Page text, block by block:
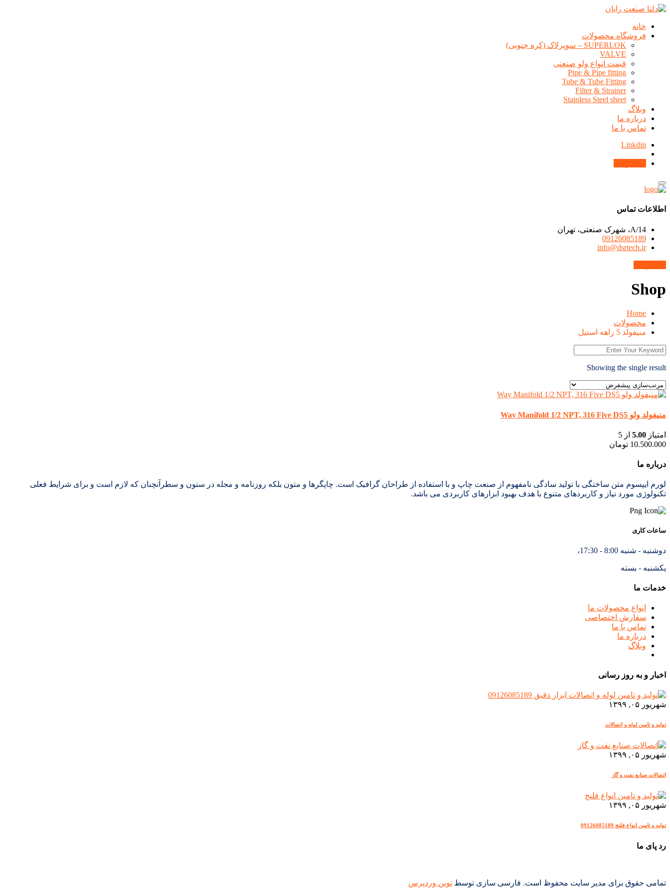
خانه
فروشگاه محصولات
SUPERLOK – سوپرلاک (کره جنوبی)
VALVE
قیمت انواع ولو صنعتی
Pipe & Pipe fitting
Tube & Tube Fitting
Filter & Strainer
Stainless Steel sheet
وبلاگ
درباره ما
تماس با ما
Linkdin
اطلاعات تماس
14/A، شهرک صنعتی، تهران
09126085189
info@dsrtech.ir
Shop
Home
محصولات
منیفولد 5 راهه استیل
Showing the single result
منیفولد ولو Way Manifold 1/2 NPT, 316 Five DS5
امتیاز 5.00 از 5
10.500.000 تومان
درباره ما
لورم ایپسوم متن ساختگی با تولید سادگی نامفهوم از صنعت چاپ و با استفاده از طراحان گرافیک است. چاپگرها و متون بلکه روزنامه و مجله در ستون و سطرآنچنان که لازم است و برای شرایط فعلی
تکنولوژی مورد نیاز و کاربردهای متنوع با هدف بهبود ابزارهای کاربردی می باشد.
ساعات کاری
دوشنبه - شنبه 8:00 - 17:30،
یکشنبه - بسته
خدمات ما
انواع محصولات ما
سفارش اختصاصی
تماس با ما
درباره ما
وبلاگ
اخبار و به روز رسانی
شهریور ۰۵, ۱۳۹۹
تولید و تامین لوله و اتصالات
شهریور ۰۵, ۱۳۹۹
اتصالات صنایع نفت و گاز
شهریور ۰۵, ۱۳۹۹
تولید و تامین انواع فلنج 09126085189
رد پای ما
تمامی حقوق برای مدیر سایت محفوظ است. فارسی سازی توسط نوین وردپرس